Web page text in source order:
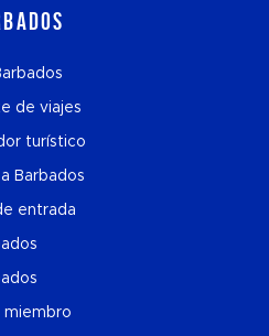
de viajes
turístico
Barbados
entrada
miembro